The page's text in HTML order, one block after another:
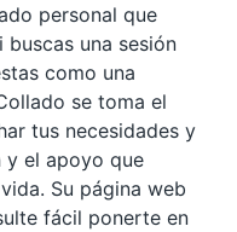
personal que
una sesión
como una
se toma el
tus necesidades y
el apoyo que
Su página web
fácil ponerte en